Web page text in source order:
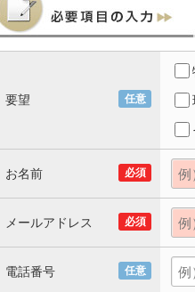
任意
要望
必須
お名前
必須
メールアドレス
任意
電話番号